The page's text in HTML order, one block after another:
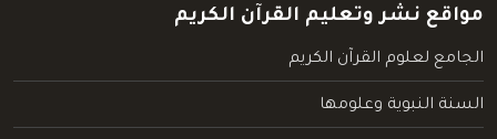
مواقع نشر وتعليم القرآن الكريم
الجامع لعلوم القرآن الكريم
السنة النبوية وعلومها